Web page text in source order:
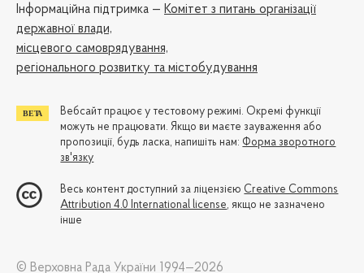
Iнформаційна підтримка — Комітет з питань організації
державної влади,
місцевого самоврядування,
регіонального розвитку та містобудування
Вебсайт працює у тестовому режимі. Окремі функції
можуть не працювати. Якщо ви маєте зауваження або
пропозиції, будь ласка, напишіть нам: Форма зворотного
зв'язку
Весь контент доступний за ліцензією Creative Commons
Attribution 4.0 International license, якщо не зазначено
інше
© Верховна Рада України 1994—2026